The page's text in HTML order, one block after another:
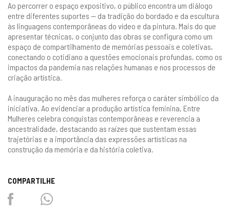
Ao percorrer o espaço expositivo, o público encontra um diálogo
entre diferentes suportes — da tradição do bordado e da escultura
às linguagens contemporâneas do vídeo e da pintura. Mais do que
apresentar técnicas, o conjunto das obras se configura como um
espaço de compartilhamento de memórias pessoais e coletivas,
conectando o cotidiano a questões emocionais profundas, como os
impactos da pandemia nas relações humanas e nos processos de
criação artística.
A inauguração no mês das mulheres reforça o caráter simbólico da
iniciativa. Ao evidenciar a produção artística feminina, Entre
Mulheres celebra conquistas contemporâneas e reverencia a
ancestralidade, destacando as raízes que sustentam essas
trajetórias e a importância das expressões artísticas na
construção da memória e da história coletiva.
COMPARTILHE
FacebookTwitterWhatsapp